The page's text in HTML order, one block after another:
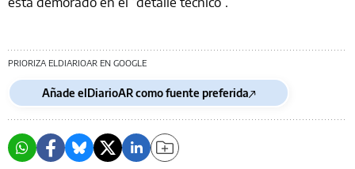
PRIORIZA ELDIARIOAR EN GOOGLE
Añade elDiarioAR como fuente preferida